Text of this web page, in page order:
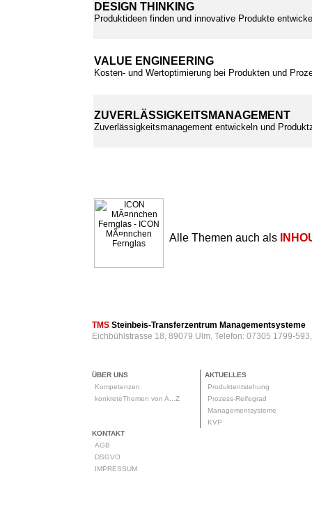
DESIGN THINKING
Produktideen finden und innovative Produkte
VALUE ENGINEERING
Kosten- und Wertoptimierung bei Produkten und
ZUVERLÄSSIGKEITSMANAGEMENT
Zuverlässigkeitsmanagement entwickeln und
Alle Themen auch als
TMS Steinbeis-Transferzentrum Managementsysteme
Eichbühlstrasse 18, 89079 Ulm, Telefon: 07305 1799-
ÜBER UNS
Kompetenzen
konkreteThemen von A...Z
AKTUELLES
Produktentstehung
Prozess-Reifegrad
Managementsysteme
KVP
KONTAKT
AGB
DSGVO
IMPRESSUM